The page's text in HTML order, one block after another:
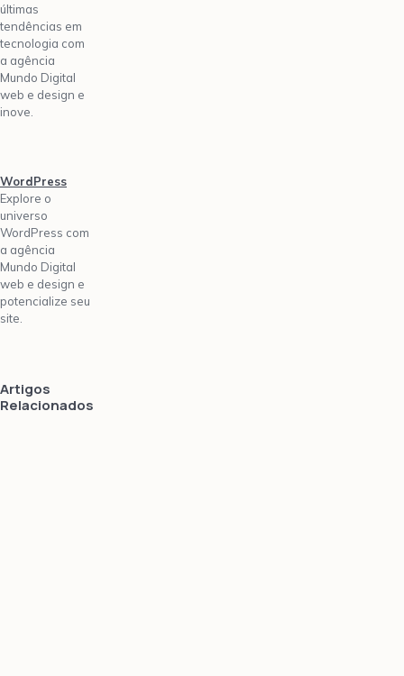
últimas
tendências em
tecnologia com
a agência
Mundo Digital
web e design e
inove.
WordPress
Explore o
universo
WordPress com
a agência
Mundo Digital
web e design e
potencialize seu
site.
Artigos
Relacionados